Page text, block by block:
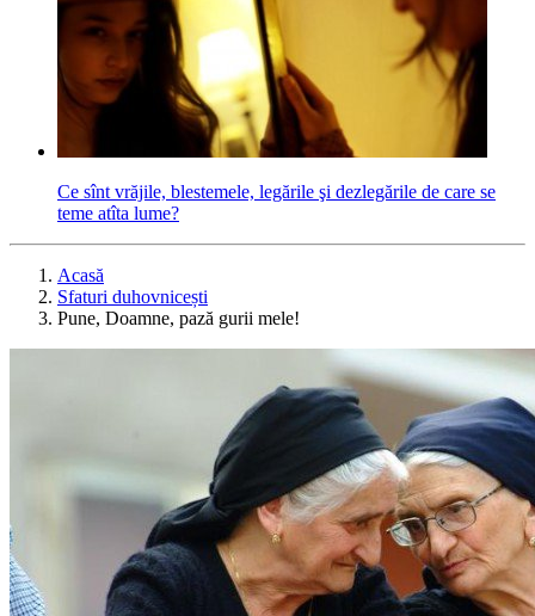
Ce sînt vrăjile, blestemele, legările şi dezlegările de care se
teme atîta lume?
Acasă
Sfaturi duhovnicești
Pune, Doamne, pază gurii mele!